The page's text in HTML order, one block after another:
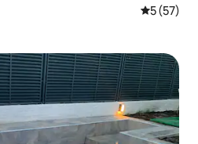
Note
5 (57)